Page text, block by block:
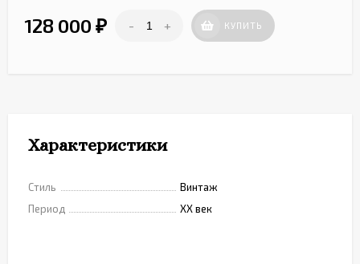
128 000 ₽ - + КУПИТЬ
Характеристики
Стиль
Винтаж
Период
XX век